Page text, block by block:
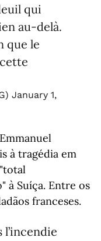
qui
au-delà.
que le
January 1,
à tragédia em
à Suíça. Entre os
franceses.